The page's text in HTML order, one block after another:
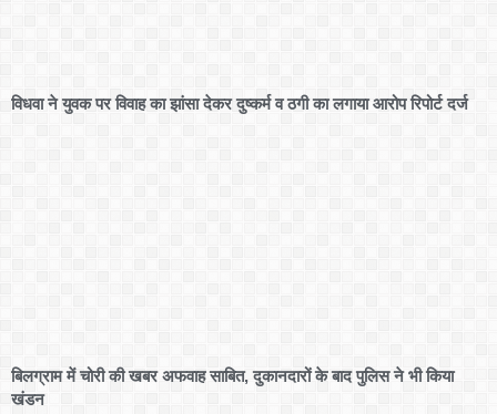
विधवा ने युवक पर विवाह का झांसा देकर दुष्कर्म व ठगी का लगाया आरोप रिपोर्ट दर्ज
बिलग्राम में चोरी की खबर अफवाह साबित, दुकानदारों के बाद पुलिस ने भी किया
खंडन